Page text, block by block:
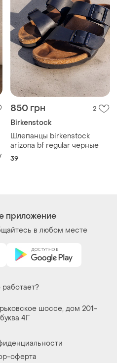
850 грн 2
Birkenstock
Шлепанцы birkenstock
arizona bf regular черные
39
приложение
в любом месте
работает?
шоссе, дом 201-
4Г
оферта